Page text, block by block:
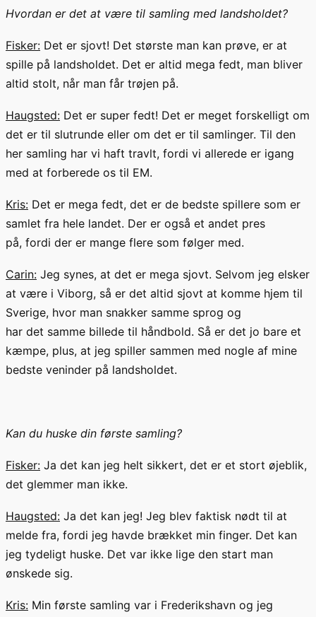
Hvordan er det at være til samling med landsholdet?
Fisker: Det er sjovt! Det største man kan prøve, er at
spille på landsholdet. Det er altid mega fedt, man bliver
altid stolt, når man får trøjen på.
Haugsted: Det er super fedt! Det er meget forskelligt om
det er til slutrunde eller om det er til samlinger. Til den
her samling har vi haft travlt, fordi vi allerede er igang
med at forberede os til EM.
Kris: Det er mega fedt, det er de bedste spillere som er
samlet fra hele landet. Der er også et andet pres
på, fordi der er mange flere som følger med.
Carin: Jeg synes, at det er mega sjovt. Selvom jeg elsker
at være i Viborg, så er det altid sjovt at komme hjem til
Sverige, hvor man snakker samme sprog og
har det samme billede til håndbold. Så er det jo bare et
kæmpe, plus, at jeg spiller sammen med nogle af mine
bedste veninder på landsholdet.
Kan du huske din første samling?
Fisker: Ja det kan jeg helt sikkert, det er et stort øjeblik,
det glemmer man ikke.
Haugsted: Ja det kan jeg! Jeg blev faktisk nødt til at
melde fra, fordi jeg havde brækket min finger. Det kan
jeg tydeligt huske. Det var ikke lige den start man
ønskede sig.
Kris: Min første samling var i Frederikshavn og jeg